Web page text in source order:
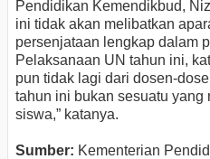
Pendidikan Kemendikbud,
ini tidak akan melibatkan
persenjataan lengkap dalam
Pelaksanaan UN tahun ini,
pun tidak lagi dari dosen-
tahun ini bukan sesuatu yang
siswa,” katanya.
Sumber: Kementerian